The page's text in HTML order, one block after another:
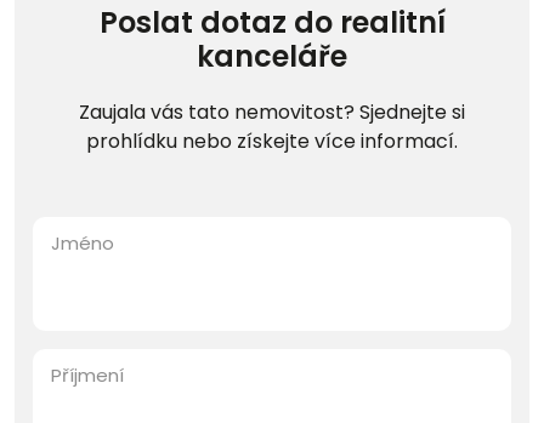
Poslat dotaz do realitní
kanceláře
Zaujala vás tato nemovitost? Sjednejte si
prohlídku nebo získejte více informací.
Jméno
Příjmení